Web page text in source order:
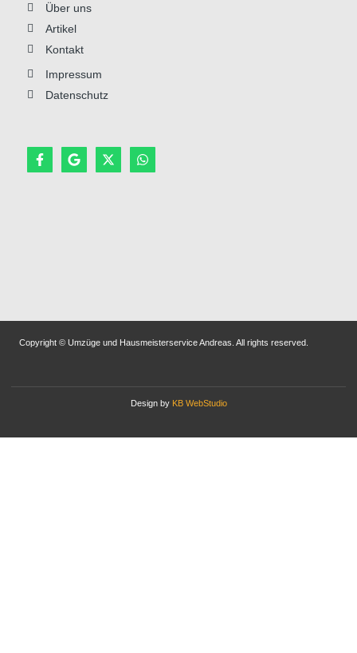
Über uns
Artikel
Kontakt
Impressum
Datenschutz
Copyright © Umzüge und Hausmeisterservice Andreas. All rights reserved.
Design by KB WebStudio